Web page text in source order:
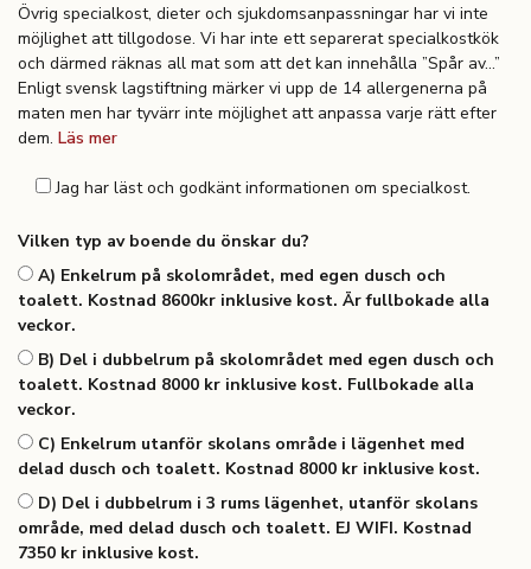
Övrig specialkost, dieter och sjukdomsanpassningar har vi inte
möjlighet att tillgodose. Vi har inte ett separerat specialkostkök
och därmed räknas all mat som att det kan innehålla ”Spår av…”
Enligt svensk lagstiftning märker vi upp de 14 allergenerna på
maten men har tyvärr inte möjlighet att anpassa varje rätt efter
dem. Läs mer
Jag har läst och godkänt informationen om specialkost.
Vilken typ av boende du önskar du?
toalett. Kostnad 8600kr inklusive kost. Är fullbokade alla
veckor.
toalett. Kostnad 8000 kr inklusive kost. Fullbokade alla
veckor.
delad dusch och toalett. Kostnad 8000 kr inklusive kost.
område, med delad dusch och toalett. EJ WIFI. Kostnad
7350 kr inklusive kost.